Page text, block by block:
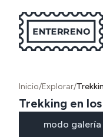
Inicio/Explorar/
Trekking en
modo galería